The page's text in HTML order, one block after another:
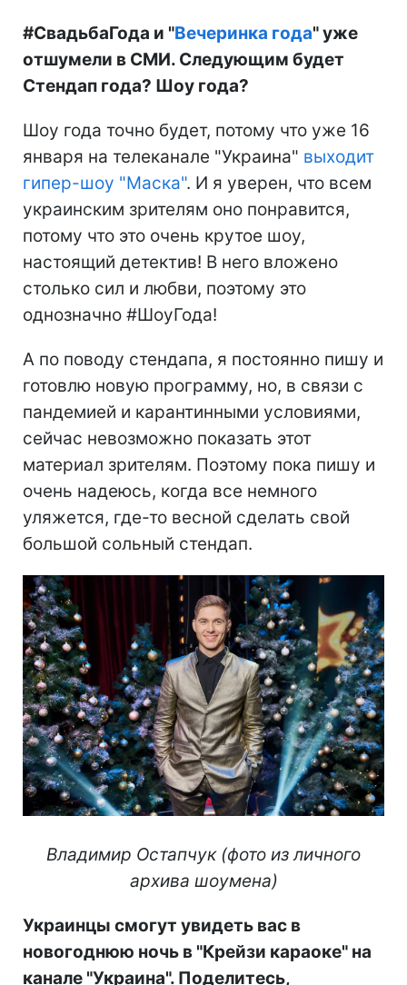
#СвадьбаГода и "Вечеринка года" уже
отшумели в СМИ. Следующим будет
Стендап года? Шоу года?
Шоу года точно будет, потому что уже 16
января на телеканале "Украина" выходит
гипер-шоу "Маска". И я уверен, что всем
украинским зрителям оно понравится,
потому что это очень крутое шоу,
настоящий детектив! В него вложено
столько сил и любви, поэтому это
однозначно #ШоуГода!
А по поводу стендапа, я постоянно пишу и
готовлю новую программу, но, в связи с
пандемией и карантинными условиями,
сейчас невозможно показать этот
материал зрителям. Поэтому пока пишу и
очень надеюсь, когда все немного
уляжется, где-то весной сделать свой
большой сольный стендап.
Владимир Остапчук (фото из личного
архива шоумена)
Украинцы смогут увидеть вас в
новогоднюю ночь в "Крейзи караоке" на
канале "Украина". Поделитесь,